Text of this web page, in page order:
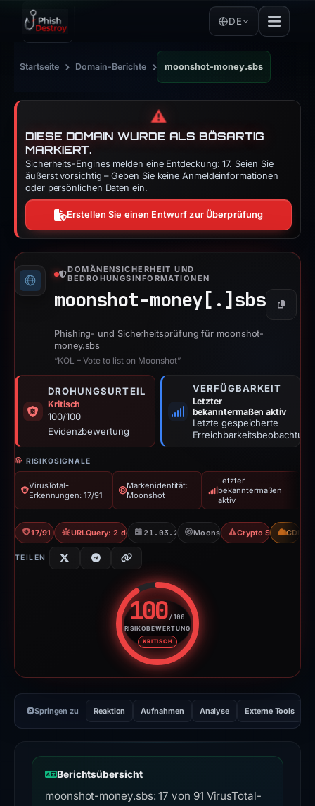
DE
Startseite › Domain-Berichte › moonshot-money.sbs
⚠️
DIESE DOMAIN WURDE ALS BÖSARTIG
MARKIERT.
Sicherheits-Engines melden eine Entdeckung: 17. Seien Sie
äußerst vorsichtig – Geben Sie keine Anmeldeinformationen
oder persönlichen Daten ein.
Erstellen Sie einen Entwurf zur Überprüfung
DOMÄNENSICHERHEIT UND
BEDROHUNGSINFORMATIONEN
moonshot-money[.] sbs
Phishing- und Sicherheitsprüfung für moonshot-
money.sbs
“KOL – Vote to list on Moonshot”
DROHUNGSURTEIL
Kritisch
100/100
Evidenzbewertung
VERFÜGBARKEIT
Letzter
bekanntermaßen aktiv
Letzte gespeicherte
Erreichbarkeitsbeobachtung
RISIKOSIGNALE
VirusTotal-
Erkennungen: 17/91
Markenidentität:
Moonshot
Letzter
bekanntermaßen
aktiv
17/91 VT URLQuery: 2 detections21.03.2026Moonshot Crypto ScamCDN
TEILEN
100/100
RISIKOBEWERTUNG
KRITISCH
Risikobewertung: 100 von
Springen zu Reaktion Aufnahmen Analyse Externe Tools
Berichtsübersicht
moonshot-money.sbs: 17 von 91 VirusTotal-